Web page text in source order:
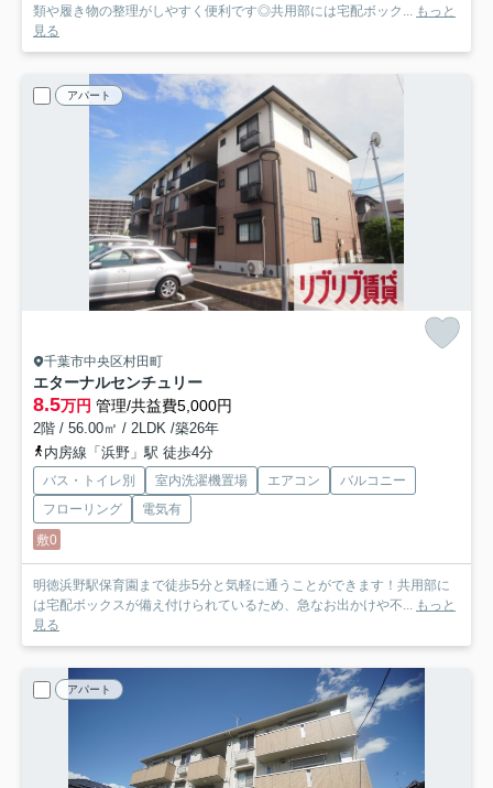
類や履き物の整理がしやすく便利です◎共用部には宅配ボック...
もっと
見る
アパート
千葉市中央区村田町
エターナルセンチュリー
8.5万円 管理/共益費5,000円
2階 / 56.00㎡ / 2LDK /築26年
内房線「浜野」駅 徒歩4分
バス・トイレ別 室内洗濯機置場 エアコン
バルコニー
フローリング
電気有
敷0
明徳浜野駅保育園まで徒歩5分と気軽に通うことができます！共用部に
は宅配ボックスが備え付けられているため、急なお出かけや不...
もっと
見る
アパート